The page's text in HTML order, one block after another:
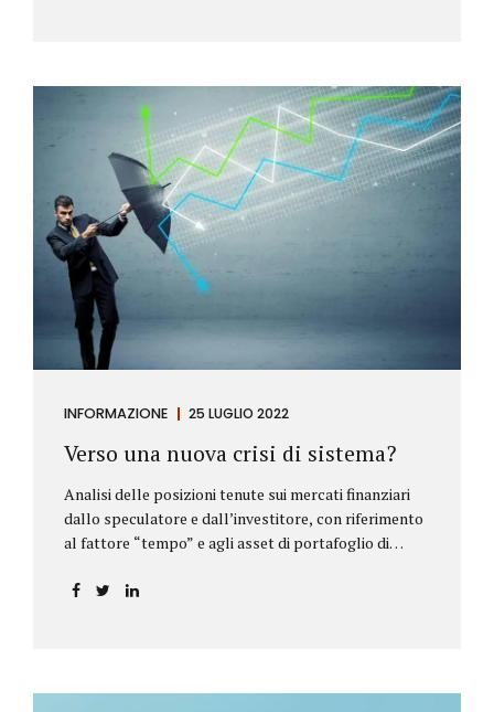
INFORMAZIONE 25 LUGLIO 2022
Verso una nuova crisi di sistema?
Analisi delle posizioni tenute sui mercati finanziari
dallo speculatore e dall’investitore, con riferimento
al fattore “tempo” e agli asset di portafoglio di
l’investitore Nelle definizioni di Wikipedia si legge:
Investitore: è colui che decide di investire il proprio